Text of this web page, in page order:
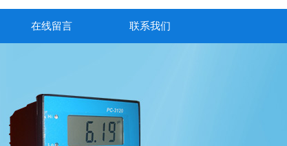
在线留言 联系我们